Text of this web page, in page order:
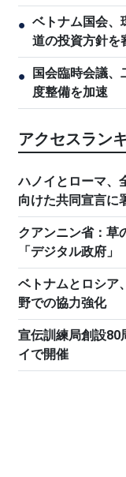
を指示
● ベトナム国会、
道の投資方針を
●
国会臨時会議、
度整備を加速
アクセスラン
ハノイとローマ、
向けた共同宣言に
クアンニン省：草
「デジタル政府」
ベトナムとロシア
野での協力強化
宣伝訓練局創設
イで開催